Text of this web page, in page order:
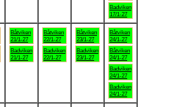
Badviken
17/1-27
Båtviken
21/1-27
Badviken
21/1-27
Båtviken
22/1-27
Badviken
22/1-27
Båtviken
23/1-27
Badviken
23/1-27
Båtviken
24/1-27
Båtviken
24/1-27
Badviken
24/1-27
Badviken
24/1-27